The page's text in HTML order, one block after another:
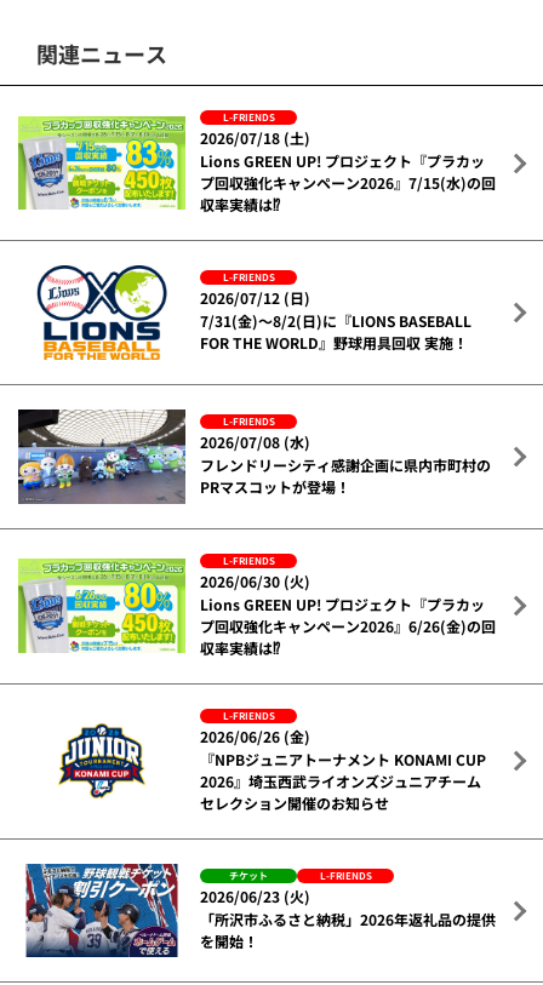
関連ニュース
L-FRIENDS
2026/07/18 (土)
Lions GREEN UP! プロジェクト『プラカッ
プ回収強化キャンペーン2026』7/15(水)の回
収率実績は⁉
L-FRIENDS
2026/07/12 (日)
7/31(金)～8/2(日)に『LIONS BASEBALL
FOR THE WORLD』野球用具回収 実施！
L-FRIENDS
2026/07/08 (水)
フレンドリーシティ感謝企画に県内市町村の
PRマスコットが登場！
L-FRIENDS
2026/06/30 (火)
Lions GREEN UP! プロジェクト『プラカッ
プ回収強化キャンペーン2026』6/26(金)の回
収率実績は⁉
L-FRIENDS
2026/06/26 (金)
『NPBジュニアトーナメント KONAMI CUP
2026』埼玉西武ライオンズジュニアチーム
セレクション開催のお知らせ
チケット L-FRIENDS
2026/06/23 (火)
「所沢市ふるさと納税」2026年返礼品の提供
を開始！